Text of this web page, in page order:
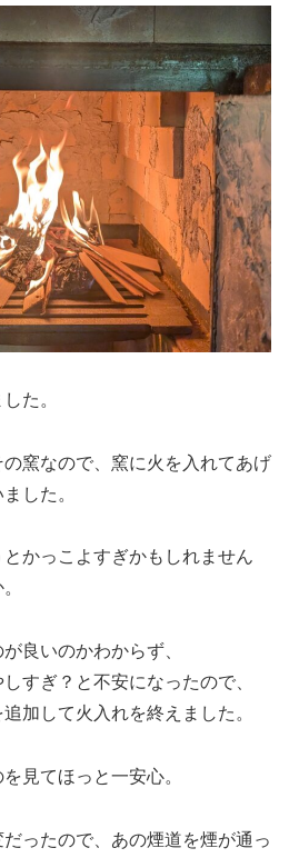
た。
窯なので、窯に火を入れてあげ
した。
とかっこよすぎかもしれません
良いのかわからず、
すぎ？と不安になったので、
加して火入れを終えました。
見てほっと一安心。
ったので、あの煙道を煙が通っ